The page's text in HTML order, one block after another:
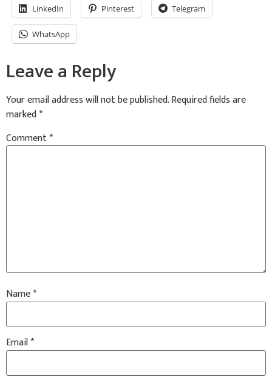
LinkedIn Pinterest Telegram
WhatsApp
Leave a Reply
Your email address will not be published.Required fields are
marked*
Comment*
Name*
Email*